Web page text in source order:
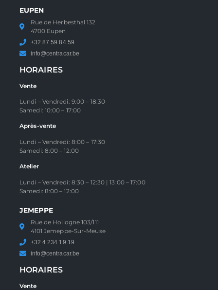
EUPEN
Rue de Herbesthal 132
4700 Eupen
+32 87 59 84 59
info@centracar.be
HORAIRES
Vente
Lundi – Vendredi: 9:00 – 18:30
Samedi: 10:00 – 17:00
Après-vente
Lundi – Vendredi: 8:00 – 17:30
Samedi: 8:00 – 12:00
Atelier
Lundi – Vendredi: 8:30 – 12:30 | 13:00 – 17:00
Samedi: 8:00 – 12:00
JEMEPPE
Rue de Hollogne 103/111
4101 Jemeppe-Sur-Meuse
+32 4 234 19 19
info@centracar.be
HORAIRES
Vente